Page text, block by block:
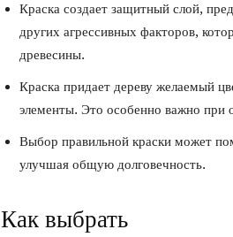
Краска создает защитный слой,
других агрессивных факторов,
древесины.
Краска придает дереву желаемый
элементы. Это особенно важно при
Выбор правильной краски может
улучшая общую долговечность.
Как выбрать